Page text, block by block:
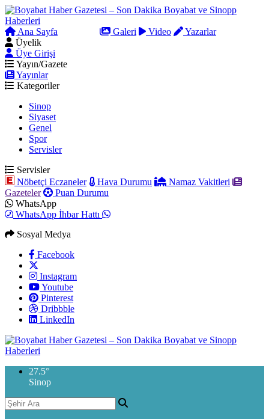
Ana Sayfa Galeri Video
Yazarlar
Üyelik
Üye Girişi
Yayın/Gazete
Yayınlar
Kategoriler
Sinop
Siyaset
Genel
Spor
Servisler
Servisler
Nöbetçi Eczaneler
Hava Durumu
Namaz Vakitleri
Gazeteler
Puan Durumu
WhatsApp
WhatsApp İhbar Hattı
Sosyal Medya
Facebook
Instagram
Youtube
Pinterest
Dribbble
LinkedIn
27.5°
Sinop